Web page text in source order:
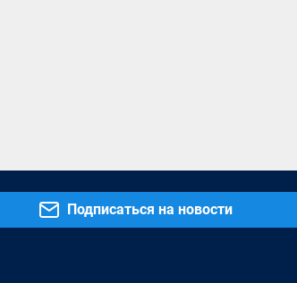
Подписаться на новости